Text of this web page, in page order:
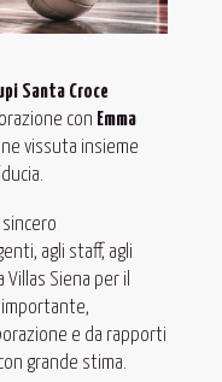
Santa Croce
con Emma
vissuta insieme
agli staff, agli
Siena per il
importante,
e da rapporti
grande stima.